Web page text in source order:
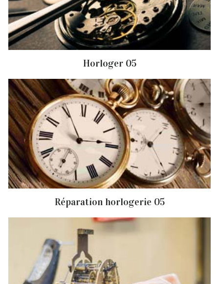
Horloger 05
Réparation horlogerie 05